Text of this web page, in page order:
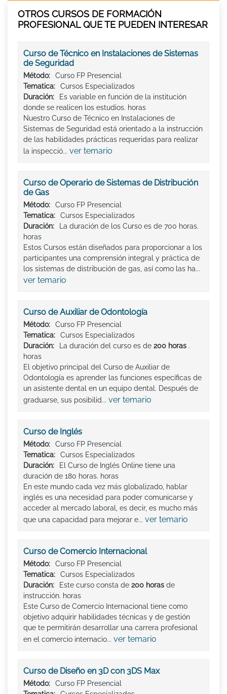
OTROS CURSOS DE FORMACIÓN
PROFESIONAL QUE TE PUEDEN INTERESAR
Curso de Técnico en Instalaciones de Sistemas
de Seguridad
Método:
Curso FP Presencial
Tematica:
Cursos Especializados
Duración:
Es variable en función de la institución
donde se realicen los estudios. horas
Nuestro Curso de Técnico en Instalaciones de
Sistemas de Seguridad está orientado a la instrucción
de las habilidades prácticas requeridas para realizar
la inspecció... ver temario
Curso de Operario de Sistemas de Distribución
de Gas
Método:
Curso FP Presencial
Tematica:
Cursos Especializados
Duración:
La duración de los Curso es de 700 horas.
horas
Estos Cursos están diseñados para proporcionar a los
participantes una comprensión integral y práctica de
los sistemas de distribución de gas, así como las ha...
ver temario
Curso de Auxiliar de Odontología
Método:
Curso FP Presencial
Tematica:
Cursos Especializados
Duración:
La duración del curso es de 200 horas .
horas
El objetivo principal del Curso de Auxiliar de
Odontología es aprender las funciones específicas de
un asistente dental en un equipo dental. Después de
graduarse, sus posibilid... ver temario
Curso de Inglés
Método:
Curso FP Presencial
Tematica:
Cursos Especializados
Duración:
El Curso de Inglés Online tiene una
duración de 180 horas. horas
En este mundo cada vez más globalizado, hablar
inglés es una necesidad para poder comunicarse y
acceder al mercado laboral, es decir, es mucho más
que una capacidad para mejorar e... ver temario
Curso de Comercio Internacional
Método:
Curso FP Presencial
Tematica:
Cursos Especializados
Duración:
Este curso consta de 200 horas de
instrucción. horas
Este Curso de Comercio Internacional tiene como
objetivo adquirir habilidades técnicas y de gestión
que te permitirán desarrollar una carrera profesional
en el comercio internacio... ver temario
Curso de Diseño en 3D con 3DS Max
Método:
Curso FP Presencial